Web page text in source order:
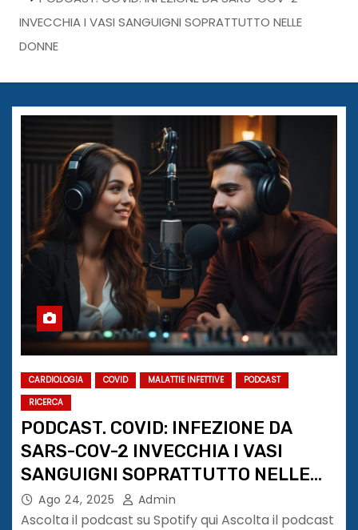
INVECCHIA I VASI SANGUIGNI SOPRATTUTTO NELLE
DONNE
CARDIOLOGIA COVID MALATTIE INFETTIVE
PODCAST
RICERCA
PODCAST. COVID: INFEZIONE DA
SARS-COV-2 INVECCHIA I VASI
SANGUIGNI SOPRATTUTTO NELLE
DONNE
Ago 24, 2025 Admin
Ascolta il podcast su Spotify qui Ascolta il podcast